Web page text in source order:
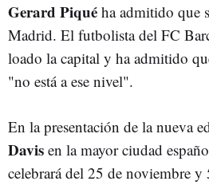
Gerard Piqué ha admitido que
Madrid. El futbolista del FC
loado la capital y ha admitido
"no está a ese nivel".
En la presentación de la nueva
Davis en la mayor ciudad
celebrará del 25 de noviembre